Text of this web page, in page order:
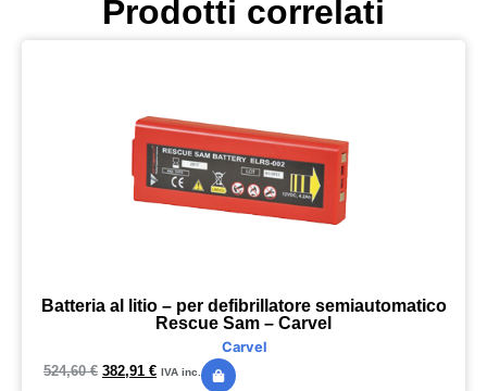
Prodotti correlati
Batteria al litio – per defibrillatore semiautomatico
Rescue Sam – Carvel
Carvel
524,60€ 382,91 € IVA inc.